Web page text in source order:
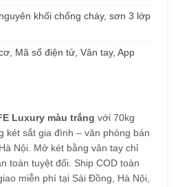
khối chống cháy, sơn 3 lớp
Mã số điện tử, Vân tay, App
Luxury màu trắng với 70kg
két sắt gia đình – văn phòng bán
Nội. Mở két bằng vân tay chỉ
toàn tuyệt đối. Ship COD toàn
miễn phí tại Sài Đồng, Hà Nội,